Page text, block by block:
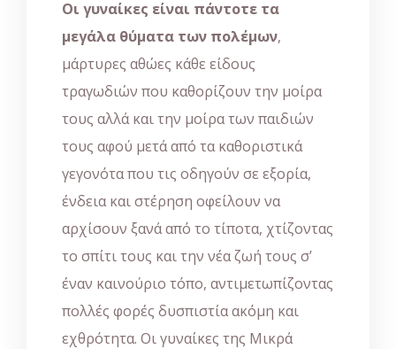
Οι γυναίκες είναι πάντοτε τα
μεγάλα θύματα των πολέμων,
μάρτυρες αθώες κάθε είδους
τραγωδιών που καθορίζουν την μοίρα
τους αλλά και την μοίρα των παιδιών
τους αφού μετά από τα καθοριστικά
γεγονότα που τις οδηγούν σε εξορία,
ένδεια και στέρηση οφείλουν να
αρχίσουν ξανά από το τίποτα, χτίζοντας
το σπίτι τους και την νέα ζωή τους σ’
έναν καινούριο τόπο, αντιμετωπίζοντας
πολλές φορές δυσπιστία ακόμη και
εχθρότητα. Οι γυναίκες της Μικρά